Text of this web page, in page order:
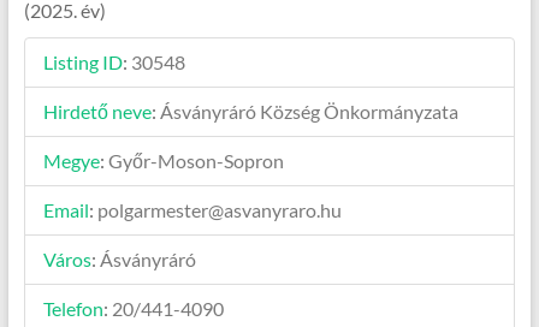
(2025. év)
Listing ID: 30548
Hirdető neve: Ásványráró Község Önkormányzata
Megye: Győr-Moson-Sopron
Email: polgarmester@asvanyraro.hu
Város: Ásványráró
Telefon: 20/441-4090